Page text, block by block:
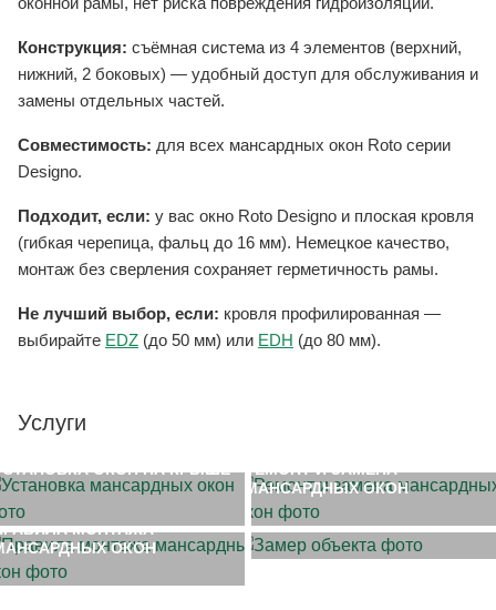
Конструкция: съёмная система из 4 элементов (верхний,
нижний, 2 боковых) — удобный доступ для обслуживания и
замены отдельных частей.
Совместимость: для всех мансардных окон Roto серии
Designo.
Подходит, если: у вас окно Roto Designo и плоская кровля
(гибкая черепица, фальц до 16 мм). Немецкое качество,
монтаж без сверления сохраняет герметичность рамы.
Не лучший выбор, если: кровля профилированная —
выбирайте EDZ (до 50 мм) или EDH (до 80 мм).
Услуги
ОКОН НА КРЫШЕ
РЕМОНТ И ЗАМЕНА
МАНСАРДНЫХ ОКОН
МОНТАЖА
ОКОН
ЗАМЕР ОБЪЕКТА